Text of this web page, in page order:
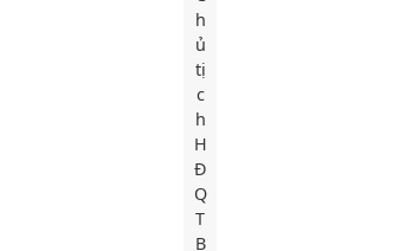
h
ủ
tị
c
h
H
Đ
Q
T
B